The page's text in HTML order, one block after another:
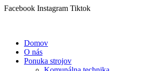
Preskočiť
Facebook Instagram Tiktok
Domov
O nás
Ponuka strojov